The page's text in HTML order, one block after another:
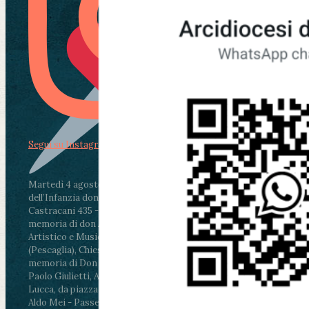
Martedì 4 agosto2026
ore 11:30 - Lucca, Scuola
dell’Infanzia don Aldo Mei - Viale Castruccio
Castracani 435 - Inaugurazione murales in
memoria di don Aldo Mei curato dal Liceo
Artistico e Musicale “Passaglia”
ore 18 - Fiano
(Pescaglia), Chiesa parrocchiale - Messa in
memoria di Don Aldo Mei celebrata da mons.
Paolo Giulietti, Arcivescovo di Lucca
ore 20.30 -
Lucca, da piazza San Michele al Cippo di don
Aldo Mei - Passeggiata della Memoria in alcuni
Segui su Instagram